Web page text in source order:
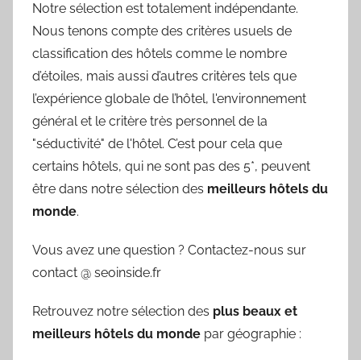
Notre sélection est totalement indépendante.
Nous tenons compte des critères usuels de
classification des hôtels comme le nombre
d’étoiles, mais aussi d’autres critères tels que
l’expérience globale de l’hôtel, l'environnement
général et le critère très personnel de la
"séductivité" de l'hôtel. C’est pour cela que
certains hôtels, qui ne sont pas des 5*, peuvent
être dans notre sélection des meilleurs hôtels du
monde.
Vous avez une question ? Contactez-nous sur
contact @ seoinside.fr
Retrouvez notre sélection des plus beaux et
meilleurs hôtels du monde par géographie :